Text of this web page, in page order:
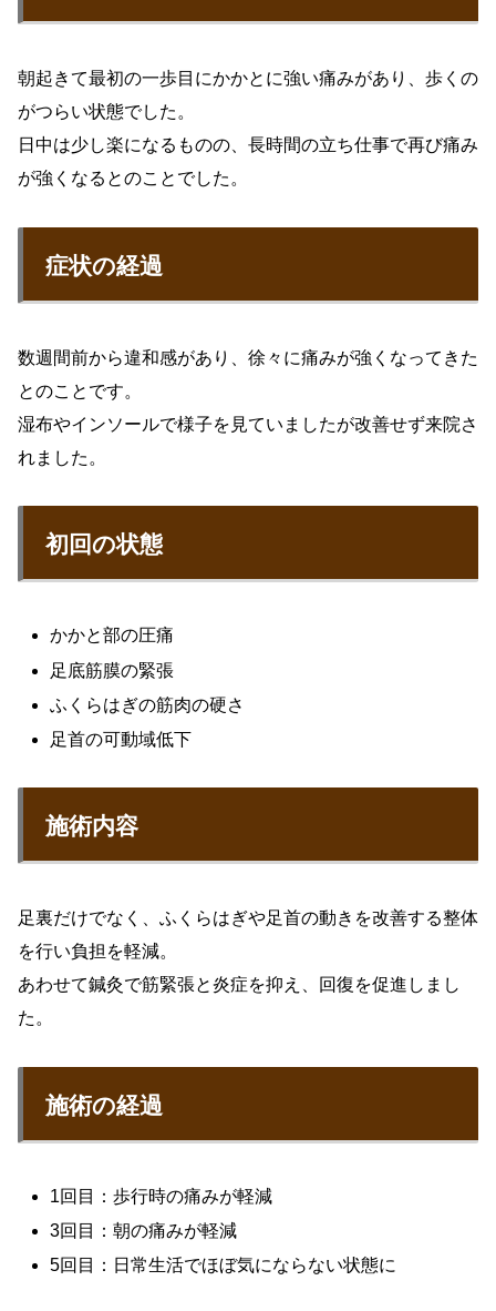
朝起きて最初の一歩目にかかとに強い痛みがあり、歩くの
がつらい状態でした。
日中は少し楽になるものの、長時間の立ち仕事で再び痛み
が強くなるとのことでした。
症状の経過
数週間前から違和感があり、徐々に痛みが強くなってきた
とのことです。
湿布やインソールで様子を見ていましたが改善せず来院さ
れました。
初回の状態
かかと部の圧痛
足底筋膜の緊張
ふくらはぎの筋肉の硬さ
足首の可動域低下
施術内容
足裏だけでなく、ふくらはぎや足首の動きを改善する整体
を行い負担を軽減。
あわせて鍼灸で筋緊張と炎症を抑え、回復を促進しまし
た。
施術の経過
1回目：歩行時の痛みが軽減
3回目：朝の痛みが軽減
5回目：日常生活でほぼ気にならない状態に